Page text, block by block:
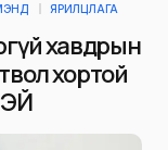
ЯРИЛЦЛАГА
хавдрын
хортой